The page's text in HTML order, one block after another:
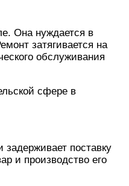
Она нуждается в
затягивается на
обслуживания
сфере в
поставку
и производство его